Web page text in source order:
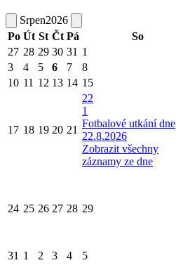
Srpen2026
Po Út St Čt Pá So
27 28 29 30 31 1
3
4 5 6 7 8
10 11 12 13 14 15
17 18 19 20 21
22
1
Fotbalové utkání dne
22.8.2026
Zobrazit všechny
záznamy ze dne
24 25 26 27 28 29
31 1 2 3 4 5